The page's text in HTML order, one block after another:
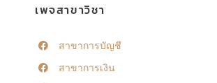
เพจสาขาวิชา
สาขาการบัญชี
สาขาการเงิน